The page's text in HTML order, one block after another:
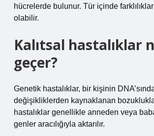
hücrelerde bulunur. Tür içinde
olabilir.
Kalıtsal hastalıklar
geçer?
Genetik hastalıklar, bir kişinin
değişikliklerden kaynaklanan
hastalıklar genellikle anneden veya
genler aracılığıyla aktarılır.